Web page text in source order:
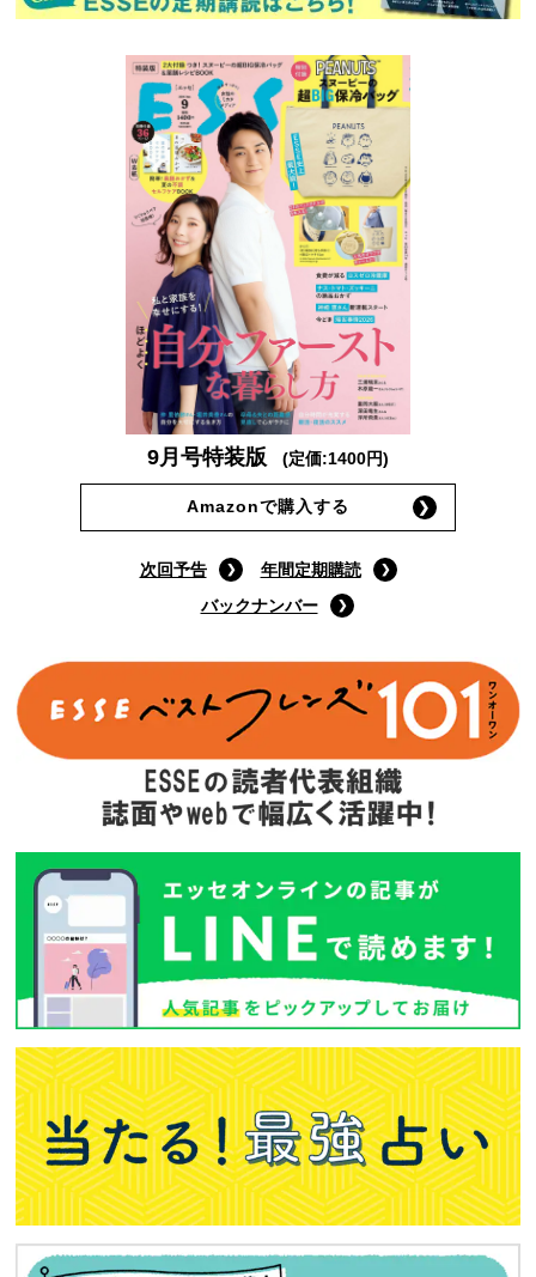
9月号特装版 (定価:1400円)
Amazonで購入する
次回予告
年間定期購読
バックナンバー